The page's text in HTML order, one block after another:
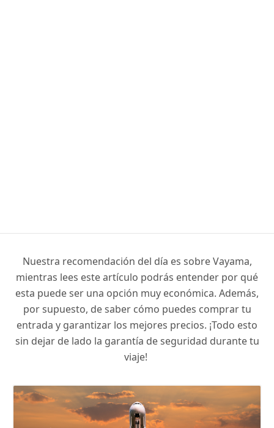
Nuestra recomendación del día es sobre Vayama,
mientras lees este artículo podrás entender por qué
esta puede ser una opción muy económica. Además,
por supuesto, de saber cómo puedes comprar tu
entrada y garantizar los mejores precios. ¡Todo esto
sin dejar de lado la garantía de seguridad durante tu
viaje!